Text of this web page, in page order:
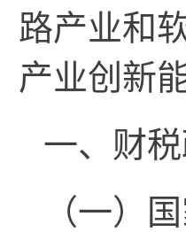
路产业和
产业创新
一、财
（一）